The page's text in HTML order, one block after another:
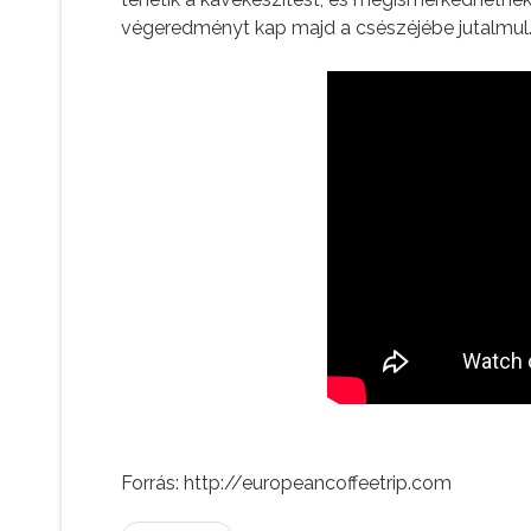
végeredményt kap majd a csészéjébe jutalmul.
Forrás: http://europeancoffeetrip.com